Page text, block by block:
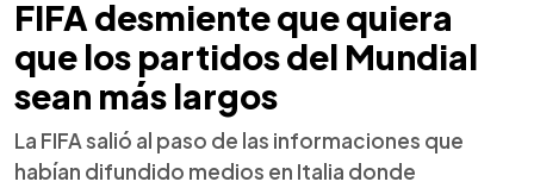
FIFA desmiente que quiera
que los partidos del Mundial
sean más largos
La FIFA salió al paso de las informaciones que
habían difundido medios en Italia donde